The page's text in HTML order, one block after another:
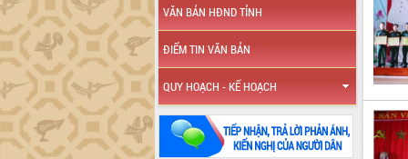
VĂN BẢN HĐND TỈNH
ĐIỂM TIN VĂN BẢN
QUY HOẠCH - KẾ HOẠCH